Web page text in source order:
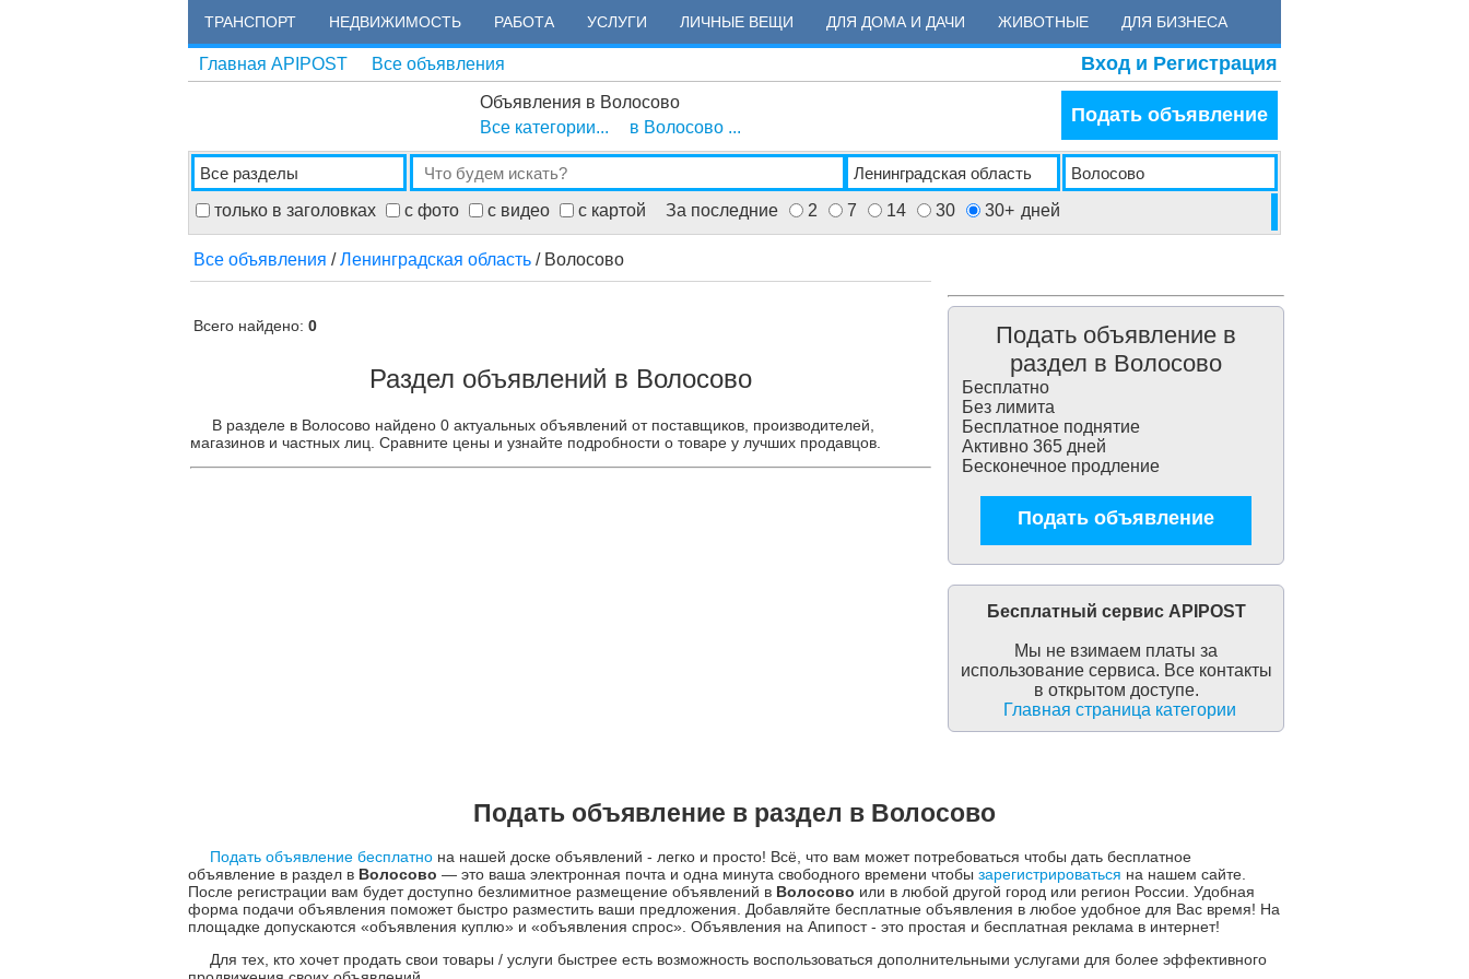
ТРАНСПОРТ НЕДВИЖИМОСТЬ РАБОТА УСЛУГИ ЛИЧНЫЕ ВЕЩИ ДЛЯ ДОМА И ДАЧИ ЖИВОТНЫЕ ДЛЯ БИЗНЕСА
Главная APIPOST Все объявления Вход и Регистрация
Объявления в Волосово
Все категории...
в Волосово ...
Подать объявление
только в заголовках с фото с видео с картой За последние 2 7 14 30 30+ дней
Все объявления /Ленинградская область / Волосово
Всего найдено: 0
Раздел объявлений в Волосово
В разделе в Волосово найдено 0 актуальных объявлений от поставщиков, производителей,
магазинов и частных лиц. Сравните цены и узнайте подробности о товаре у лучших продавцов.
Подать объявление в
раздел в Волосово
Бесплатно
Без лимита
Бесплатное поднятие
Активно 365 дней
Бесконечное продление
Подать объявление
Бесплатный сервис APIPOST
Мы не взимаем платы за
использование сервиса. Все контакты
в открытом доступе.
Главная страница категории
Подать объявление в раздел в Волосово
Подать объявление бесплатно на нашей доске объявлений - легко и просто! Всё, что вам может потребоваться чтобы дать бесплатное
объявление в раздел в Волосово — это ваша электронная почта и одна минута свободного времени чтобы зарегистрироваться на нашем сайте.
После регистрации вам будет доступно безлимитное размещение объявлений в Волосово или в любой другой город или регион России. Удобная
форма подачи объявления поможет быстро разместить ваши предложения. Добавляйте бесплатные объявления в любое удобное для Вас время! На
площадке допускаются «объявления куплю» и «объявления спрос». Объявления на Апипост - это простая и бесплатная реклама в интернет!
Для тех, кто хочет продать свои товары / услуги быстрее есть возможность воспользоваться дополнительными услугами для более эффективного